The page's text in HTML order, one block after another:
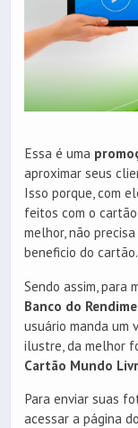
Essa é uma
aproximar seus
Isso porque, com
feitos com o
melhor, não
beneficio do cartão.
Sendo assim, para
Banco do
usuário manda um
ilustre, da melhor
Cartão Mundo
Para enviar suas
acessar a página do